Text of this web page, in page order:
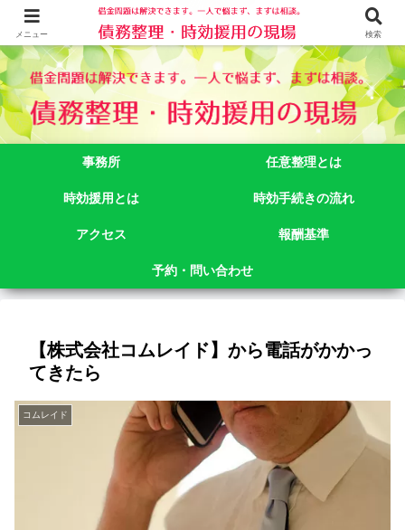
借金問題でお悩みなら司法書士法人御苑総合事務所にご相談下さい。 東京都
新宿区新宿二丁目５番１号アルテビル新宿４階 TEL:03-3356-3750
事務所 任意整理とは
時効援用とは 時効手続きの流れ
アクセス 報酬基準
予約・問い合わせ
【株式会社コムレイド】から電話がかかっ
てきたら
コムレイド
メニュー 検索